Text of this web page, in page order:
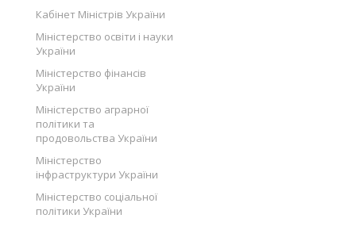
Кабінет Міністрів України
Міністерство освіти і науки
України
Міністерство фінансів
України
Міністерство аграрної
політики та
продовольства України
Міністерство
інфраструктури України
Міністерство соціальної
політики України